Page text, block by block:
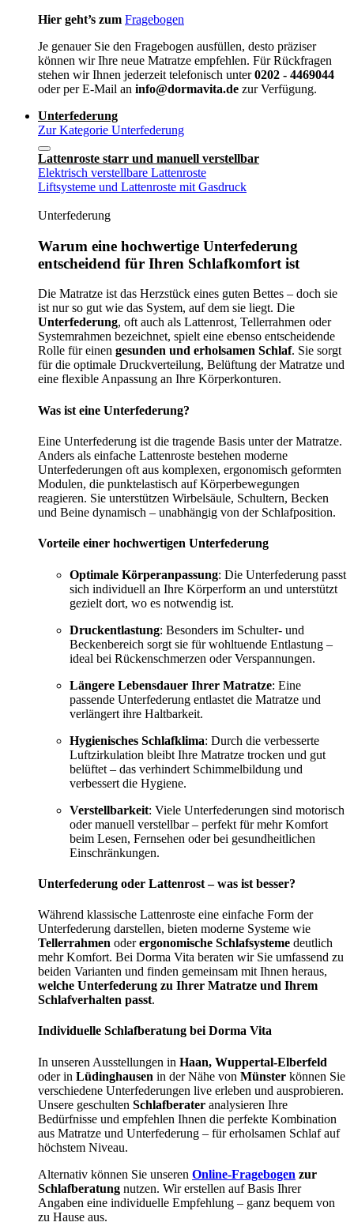
Hier geht’s zum Fragebogen
Je genauer Sie den Fragebogen ausfüllen, desto präziser
können wir Ihre neue Matratze empfehlen. Für Rückfragen
stehen wir Ihnen jederzeit telefonisch unter0202 - 4469044
oder per E-Mail an info@dormavita.de zur Verfügung.
Unterfederung
Zur Kategorie Unterfederung
Lattenroste starr und manuell verstellbar
Elektrisch verstellbare Lattenroste
Liftsysteme und Lattenroste mit Gasdruck
Unterfederung
Warum eine hochwertige Unterfederung
entscheidend für Ihren Schlafkomfort ist
Die Matratze ist das Herzstück eines guten Bettes – doch sie
ist nur so gut wie das System, auf dem sie liegt. Die
Unterfederung, oft auch als Lattenrost, Tellerrahmen oder
Systemrahmen bezeichnet, spielt eine ebenso entscheidende
Rolle für einen gesunden und erholsamen Schlaf. Sie sorgt
für die optimale Druckverteilung, Belüftung der Matratze und
eine flexible Anpassung an Ihre Körperkonturen.
Was ist eine Unterfederung?
Eine Unterfederung ist die tragende Basis unter der Matratze.
Anders als einfache Lattenroste bestehen moderne
Unterfederungen oft aus komplexen, ergonomisch geformten
Modulen, die punktelastisch auf Körperbewegungen
reagieren. Sie unterstützen Wirbelsäule, Schultern, Becken
und Beine dynamisch – unabhängig von der Schlafposition.
Vorteile einer hochwertigen Unterfederung
Optimale Körperanpassung: Die Unterfederung passt
sich individuell an Ihre Körperform an und unterstützt
gezielt dort, wo es notwendig ist.
Druckentlastung: Besonders im Schulter- und
Beckenbereich sorgt sie für wohltuende Entlastung –
ideal bei Rückenschmerzen oder Verspannungen.
Längere Lebensdauer Ihrer Matratze: Eine
passende Unterfederung entlastet die Matratze und
verlängert ihre Haltbarkeit.
Hygienisches Schlafklima: Durch die verbesserte
Luftzirkulation bleibt Ihre Matratze trocken und gut
belüftet – das verhindert Schimmelbildung und
verbessert die Hygiene.
Verstellbarkeit: Viele Unterfederungen sind motorisch
oder manuell verstellbar – perfekt für mehr Komfort
beim Lesen, Fernsehen oder bei gesundheitlichen
Einschränkungen.
Unterfederung oder Lattenrost – was ist besser?
Während klassische Lattenroste eine einfache Form der
Unterfederung darstellen, bieten moderne Systeme wie
Tellerrahmen oderergonomische Schlafsysteme deutlich
mehr Komfort. Bei Dorma Vita beraten wir Sie umfassend zu
beiden Varianten und finden gemeinsam mit Ihnen heraus,
welche Unterfederung zu Ihrer Matratze und Ihrem
Schlafverhalten passt.
Individuelle Schlafberatung bei Dorma Vita
In unseren Ausstellungen in Haan, Wuppertal-Elberfeld
oder in Lüdinghausen in der Nähe von Münster können Sie
verschiedene Unterfederungen live erleben und ausprobieren.
Unsere geschulten Schlafberater analysieren Ihre
Bedürfnisse und empfehlen Ihnen die perfekte Kombination
aus Matratze und Unterfederung – für erholsamen Schlaf auf
höchstem Niveau.
Alternativ können Sie unseren Online-Fragebogen zur
Schlafberatung nutzen. Wir erstellen auf Basis Ihrer
Angaben eine individuelle Empfehlung – ganz bequem von
zu Hause aus.